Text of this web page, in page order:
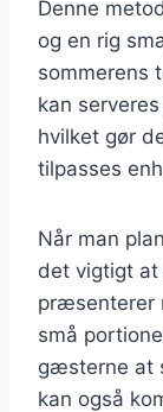
Denne
og en rig
sommerens
kan
hvilket gør
tilpasses
Når man
det vigtigt at
præsenterer
små
gæsterne at
kan også